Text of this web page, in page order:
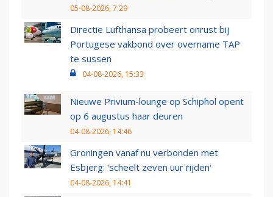
05-08-2026, 7:29
Directie Lufthansa probeert onrust bij
Portugese vakbond over overname TAP
te sussen
04-08-2026, 15:33
Nieuwe Privium-lounge op Schiphol opent
op 6 augustus haar deuren
04-08-2026, 14:46
Groningen vanaf nu verbonden met
Esbjerg: 'scheelt zeven uur rijden'
04-08-2026, 14:41